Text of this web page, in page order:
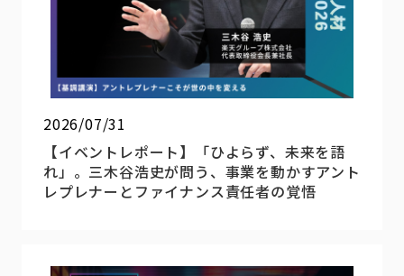
2026/07/31
【イベントレポート】「ひよらず、未来を語
れ」。三木谷浩史が問う、事業を動かすアント
レプレナーとファイナンス責任者の覚悟